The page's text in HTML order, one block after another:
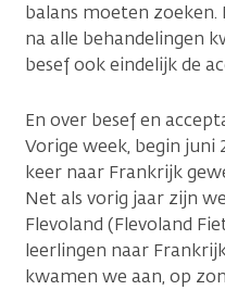
balans moeten
na alle behandelingen
besef ook eindelijk de
En over besef en
Vorige week, begin juni
keer naar Frankrijk
Net als vorig jaar zijn
Flevoland (Flevoland
leerlingen naar
kwamen we aan, op